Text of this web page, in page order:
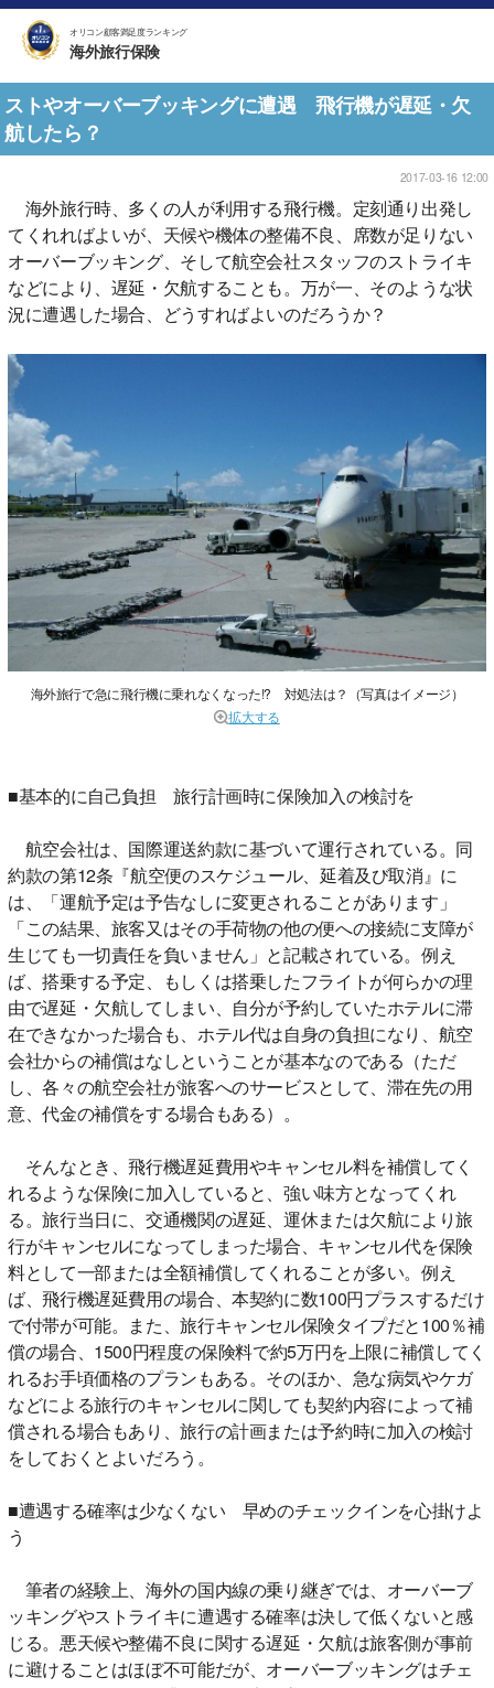
オリコン顧客満足度ランキング
海外旅行保険
ストやオーバーブッキングに遭遇 飛行機が遅延・欠
航したら？
2017-03-16 12:00
海外旅行時、多くの人が利用する飛行機。定刻通り出発し
てくれればよいが、天候や機体の整備不良、席数が足りない
オーバーブッキング、そして航空会社スタッフのストライキ
などにより、遅延・欠航することも。万が一、そのような状
況に遭遇した場合、どうすればよいのだろうか？
海外旅行で急に飛行機に乗れなくなった!? 対処法は？（写真はイメージ）
拡大する
■基本的に自己負担 旅行計画時に保険加入の検討を
航空会社は、国際運送約款に基づいて運行されている。同
約款の第12条『航空便のスケジュール、延着及び取消』に
は、「運航予定は予告なしに変更されることがあります」
「この結果、旅客又はその手荷物の他の便への接続に支障が
生じても一切責任を負いません」と記載されている。例え
ば、搭乗する予定、もしくは搭乗したフライトが何らかの理
由で遅延・欠航してしまい、自分が予約していたホテルに滞
在できなかった場合も、ホテル代は自身の負担になり、航空
会社からの補償はなしということが基本なのである（ただ
し、各々の航空会社が旅客へのサービスとして、滞在先の用
意、代金の補償をする場合もある）。
そんなとき、飛行機遅延費用やキャンセル料を補償してく
れるような保険に加入していると、強い味方となってくれ
る。旅行当日に、交通機関の遅延、運休または欠航により旅
行がキャンセルになってしまった場合、キャンセル代を保険
料として一部または全額補償してくれることが多い。例え
ば、飛行機遅延費用の場合、本契約に数100円プラスするだけ
で付帯が可能。また、旅行キャンセル保険タイプだと100％補
償の場合、1500円程度の保険料で約5万円を上限に補償してく
れるお手頃価格のプランもある。そのほか、急な病気やケガ
などによる旅行のキャンセルに関しても契約内容によって補
償される場合もあり、旅行の計画または予約時に加入の検討
をしておくとよいだろう。
■遭遇する確率は少なくない 早めのチェックインを心掛けよ
う
筆者の経験上、海外の国内線の乗り継ぎでは、オーバーブ
ッキングやストライキに遭遇する確率は決して低くないと感
じる。悪天候や整備不良に関する遅延・欠航は旅客側が事前
に避けることはほぼ不可能だが、オーバーブッキングはチェ